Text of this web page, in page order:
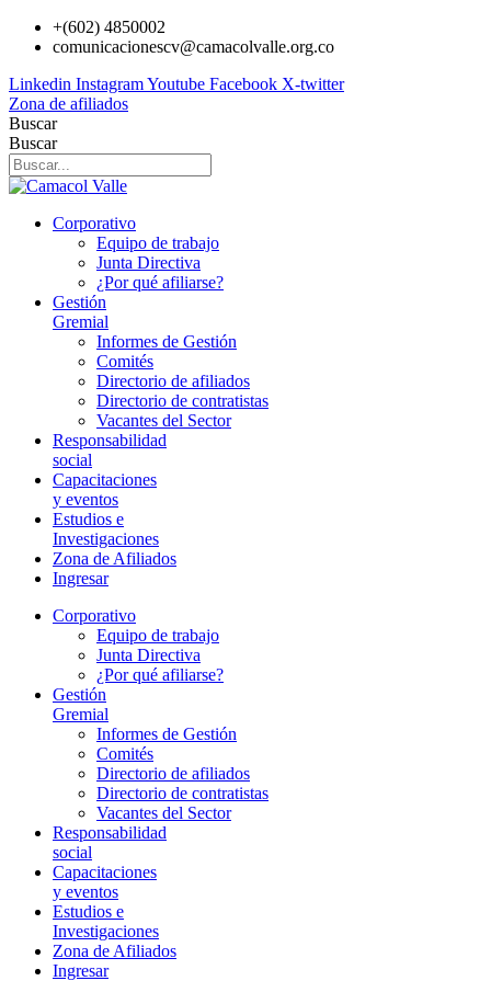
+(602) 4850002
comunicacionescv@camacolvalle.org.co
Linkedin InstagramYoutube Facebook X-twitter
Zona de afiliados
Buscar
Buscar
Corporativo
Equipo de trabajo
Junta Directiva
¿Por qué afiliarse?
Gestión
Gremial
Informes de Gestión
Comités
Directorio de afiliados
Directorio de contratistas
Vacantes del Sector
Responsabilidad
social
Capacitaciones
y eventos
Estudios e
Investigaciones
Zona de Afiliados
Ingresar
Corporativo
Equipo de trabajo
Junta Directiva
¿Por qué afiliarse?
Gestión
Gremial
Informes de Gestión
Comités
Directorio de afiliados
Directorio de contratistas
Vacantes del Sector
Responsabilidad
social
Capacitaciones
y eventos
Estudios e
Investigaciones
Zona de Afiliados
Ingresar